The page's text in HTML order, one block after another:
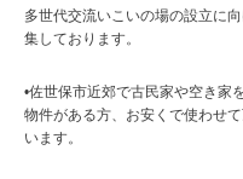
多世代交流いこいの場の設立に
集しております。
•佐世保市近郊で古民家や空き家
物件がある方、お安くで使わせ
います。